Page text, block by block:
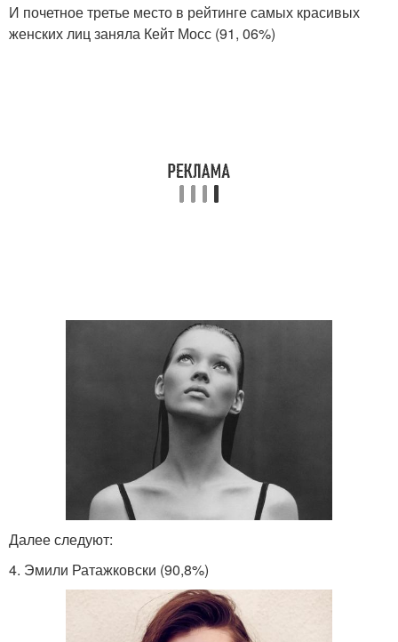
И почетное третье место в рейтинге самых красивых
женских лиц заняла Кейт Мосс (91, 06%)
Далее следуют:
4. Эмили Ратажковски (90,8%)